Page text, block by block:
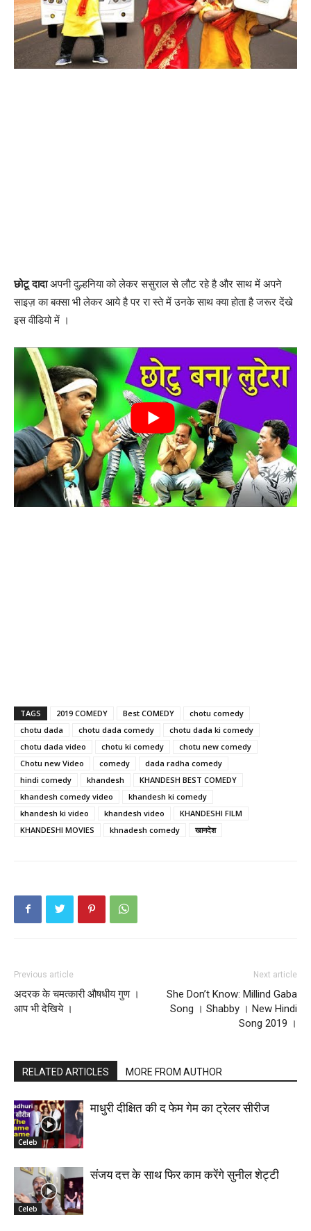
छोटू दादाअपनी दुल्हनिया को लेकर ससुराल से लौट रहे है और साथ में अपने
साइज़ का बक्सा भी लेकर आये है पर रा स्ते में उनके साथ क्या होता है जरूर देंखे
इस वीडियो में ।
TAGS 2019 COMEDY Best COMEDY
chotu comedy
chotu dada
chotu dada comedy
chotu dada ki comedy
chotu dada video
chotu ki comedy
chotu new comedy
Chotu new Video
comedy
dada radha comedy
hindi comedy
khandesh
KHANDESH BEST COMEDY
khandesh comedy video
khandesh ki comedy
khandesh ki video
khandesh video
KHANDESHI FILM
KHANDESHI MOVIES
khnadesh comedy खानदेश
Previous article
अदरक के चमत्कारी औषधीय गुण ।
आप भी देखिये ।
Next article
She Don’t Know: Millind Gaba
Song । Shabby । New Hindi
Song 2019 ।
RELATED ARTICLES MORE FROM AUTHOR
Celeb
माधुरी दीक्षित की द फेम गेम का ट्रेलर सीरीज
Celeb
संजय दत्त के साथ फिर काम करेंगे सुनील शेट्टी